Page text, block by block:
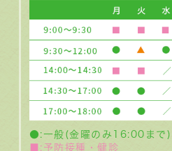
●:一般(金曜のみ16:00まで)
■:予防接種・健診